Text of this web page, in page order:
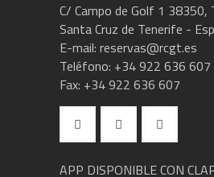
C/ Campo de Golf 1 38350,
Santa Cruz de Tenerife -
E-mail: reservas@rcgt.es
Teléfono: +34 922 636 607
Fax: +34 922 636 607
APP DISPONIBLE CON